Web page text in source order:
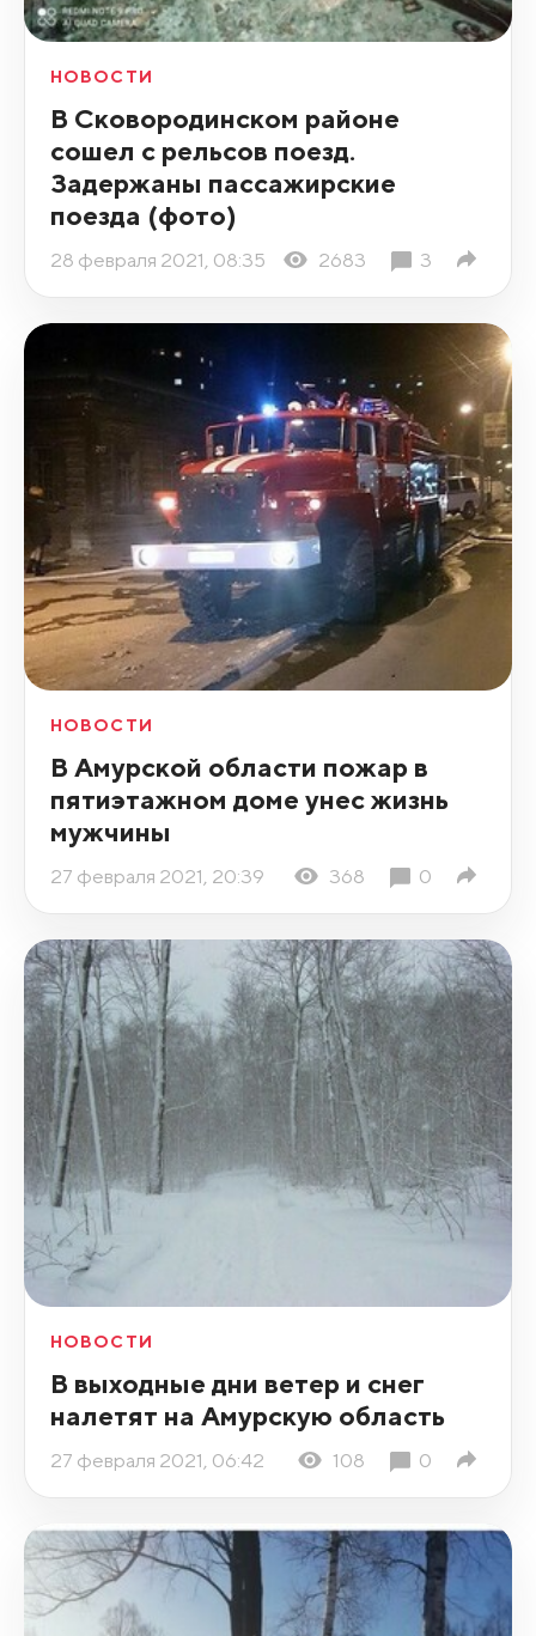
НОВОСТИ
В Сковородинском районе
сошел с рельсов поезд.
Задержаны пассажирские
поезда (фото)
28 февраля 2021, 08:35 2683 3
НОВОСТИ
В Амурской области пожар в
пятиэтажном доме унес жизнь
мужчины
27 февраля 2021, 20:39 368 0
НОВОСТИ
В выходные дни ветер и снег
налетят на Амурскую область
27 февраля 2021, 06:42 108 0